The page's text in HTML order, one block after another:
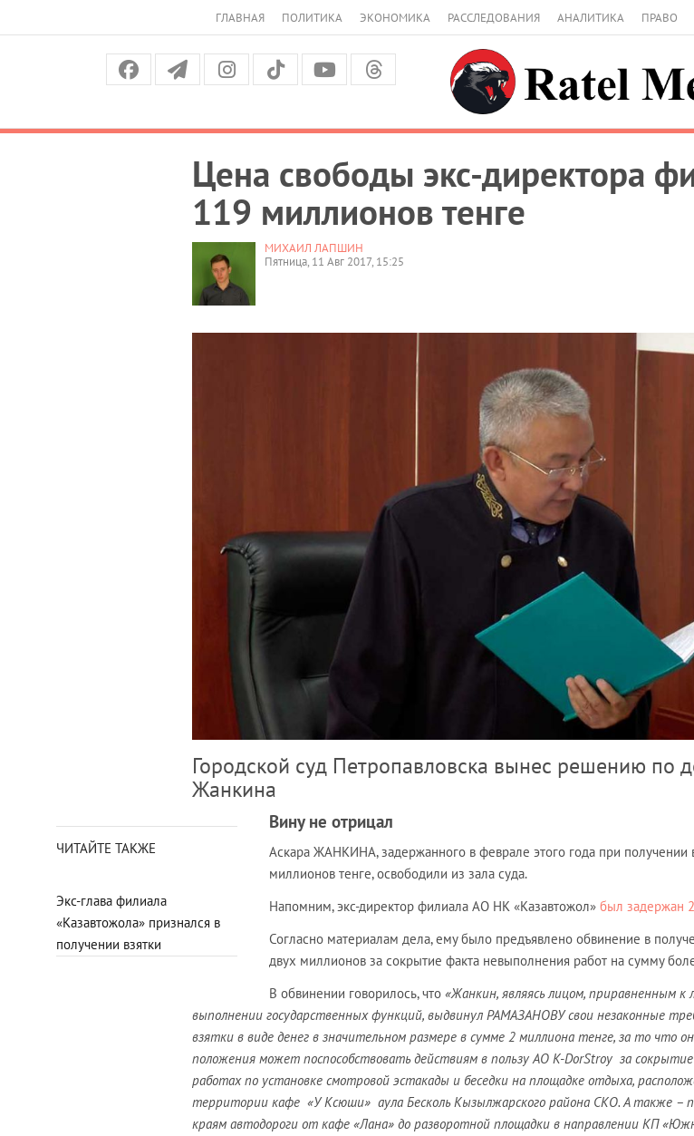
ГЛАВНАЯ ПОЛИТИКА ЭКОНОМИКА РАССЛЕДОВАНИЯ АНАЛИТИКА ПРАВО
Цена свободы экс-директора
119 миллионов тенге
МИХАИЛ ЛАПШИН
Пятница, 11 Авг 2017, 15:25
Городской суд Петропавловска вынес решению по
Жанкина
ЧИТАЙТЕ ТАКЖЕ
Экс-глава филиала
«Казавтожола» признался в
получении взятки
Вину не отрицал
Аскара ЖАНКИНА, задержанного в феврале этого года при получении
миллионов тенге, освободили из зала суда.
Напомним, экс-директор филиала АО НК «Казавтожол» был задержан
Согласно материалам дела, ему было предъявлено обвинение в
двух миллионов за сокрытие факта невыполнения работ на сумму
В обвинении говорилось, что «Жанкин, являясь лицом, приравненным к
выполнении государственных функций, выдвинул РАМАЗАНОВУ свои незаконные
взятки в виде денег в значительном размере в сумме 2 миллиона тенге, за то что он
положения может поспособствовать действиям в пользу АО K-DorStroy за
работах по установке смотровой эстакады и беседки на площадке отдыха,
территории кафе «У Ксюши» аула Бесколь Кызылжарского района СКО. А также –
краям автодороги от кафе «Лана» до разворотной площадки в направлении КП